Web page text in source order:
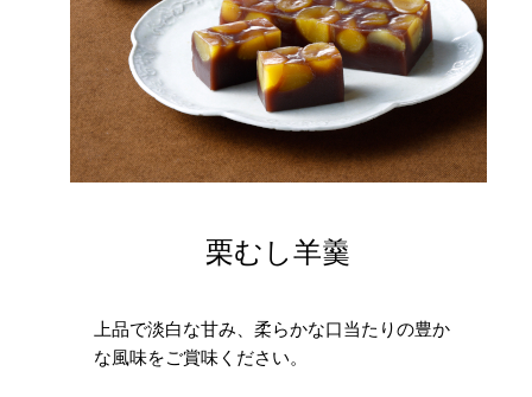
栗むし羊羹
上品で淡白な甘み、柔らかな口当たりの豊か
な風味をご賞味ください。